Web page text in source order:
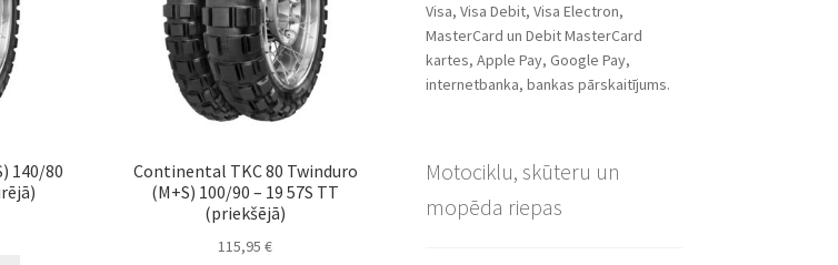
140/80
Continental TKC 80 Twinduro
(M+S) 100/90 – 19 57S TT
(priekšējā)
115,95€
Visa, Visa Debit, Visa Electron,
MasterCard un Debit MasterCard
kartes, Apple Pay, Google Pay,
internetbanka, bankas pārskaitījums.
Motociklu, skūteru un
mopēda riepas